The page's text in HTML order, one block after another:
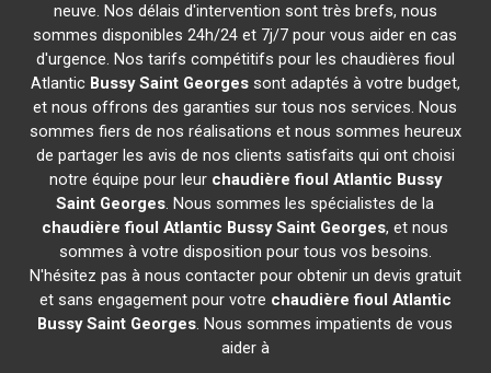
neuve. Nos délais d'intervention sont très brefs, nous
sommes disponibles 24h/24 et 7j/7 pour vous aider en cas
d'urgence. Nos tarifs compétitifs pour les chaudières fioul
Atlantic Bussy Saint Georgessont adaptés à votre budget,
et nous offrons des garanties sur tous nos services. Nous
sommes fiers de nos réalisations et nous sommes heureux
de partager les avis de nos clients satisfaits qui ont choisi
notre équipe pour leur chaudière fioul Atlantic Bussy
Saint Georges. Nous sommes les spécialistes de la
chaudière fioul Atlantic Bussy Saint Georges, et nous
sommes à votre disposition pour tous vos besoins.
N'hésitez pas à nous contacter pour obtenir un devis gratuit
et sans engagement pour votre chaudière fioul Atlantic
Bussy Saint Georges. Nous sommes impatients de vous
aider à